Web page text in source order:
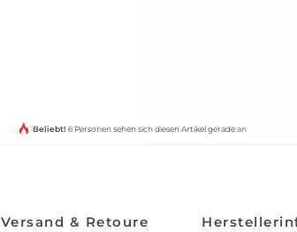
Beliebt! 6 Personen sehen sich diesen Artikel gerade an
Versand & Retoure